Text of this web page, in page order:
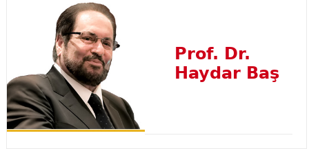
Prof. Dr.
Haydar Baş